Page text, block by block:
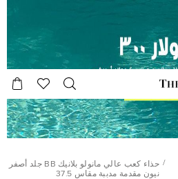
/
حذاء كعب عالي مانولو بلانيك BB جلد أصفر
نيون مقدمة مدببة مقاس 37.5